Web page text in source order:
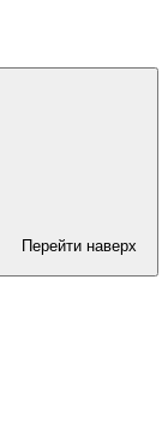
Перейти наверх